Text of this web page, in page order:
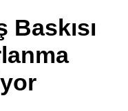
Youtube
TikTok
Baskısı